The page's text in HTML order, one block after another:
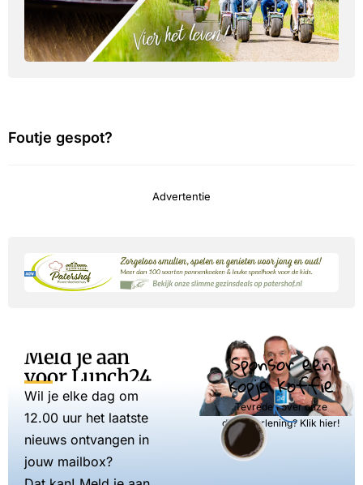
Foutje gespot?
Advertentie
Meld je aan
voor Lunch24
Wil je elke dag om
12.00 uur het laatste
nieuws ontvangen in
jouw mailbox?
Sponsor een
kopje koffie
Tevreden over onze
dienstverlening? Klik hier!